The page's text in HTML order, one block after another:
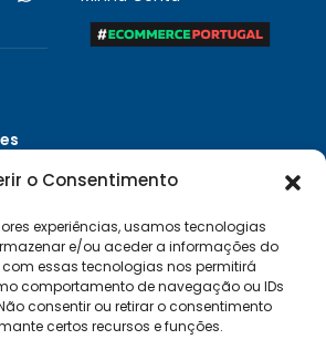
o Consentimento
experiências, usamos tecnologias
e/ou aceder a informações do
essas tecnologias nos permitirá
comportamento de navegação ou IDs
consentir ou retirar o consentimento
certos recursos e funções.